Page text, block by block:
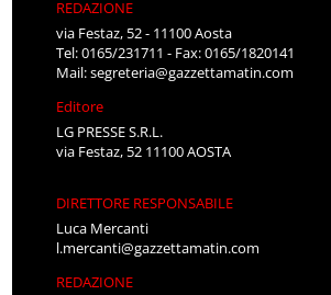
REDAZIONE
via Festaz, 52 - 11100 Aosta
Tel: 0165/231711 - Fax: 0165/1820141
Mail:segreteria@gazzettamatin.com
Editore
LG PRESSE S.R.L.
via Festaz, 52 11100 AOSTA
DIRETTORE RESPONSABILE
Luca Mercanti
l.mercanti@gazzettamatin.com
REDAZIONE